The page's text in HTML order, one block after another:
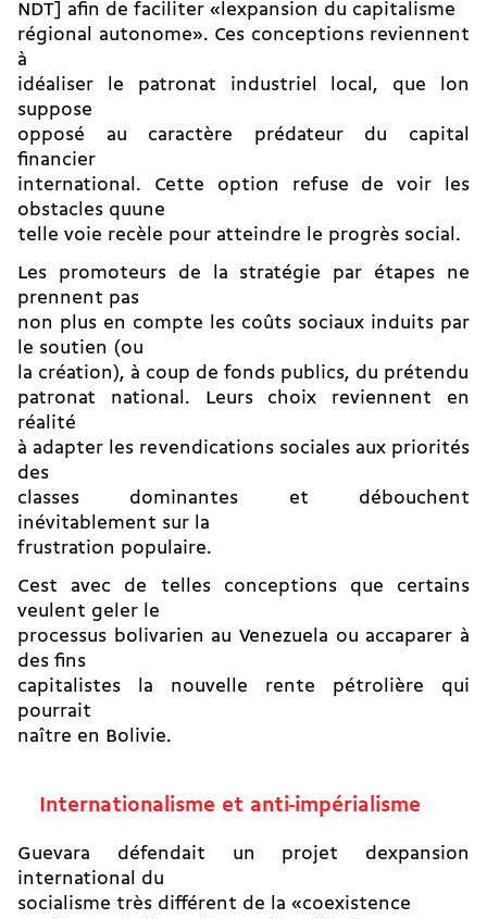
NDT] afin de faciliter «lexpansion du capitalisme
régional autonome». Ces conceptions reviennent
à
idéaliser le patronat industriel local, que lon
suppose
opposé au caractère prédateur du capital
financier
international. Cette option refuse de voir les
obstacles quune
telle voie recèle pour atteindre le progrès social.
Les promoteurs de la stratégie par étapes ne
prennent pas
non plus en compte les coûts sociaux induits par
le soutien (ou
la création), à coup de fonds publics, du prétendu
patronat national. Leurs choix reviennent en
réalité
à adapter les revendications sociales aux priorités
des
classes dominantes et débouchent
inévitablement sur la
frustration populaire.
Cest avec de telles conceptions que certains
veulent geler le
processus bolivarien au Venezuela ou accaparer à
des fins
capitalistes la nouvelle rente pétrolière qui
pourrait
naître en Bolivie.
Internationalisme et anti-impérialisme
Guevara défendait un projet dexpansion
international du
socialisme très différent de la «coexistence